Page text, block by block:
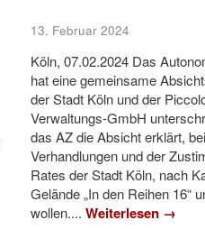
13. Februar 2024
Köln, 07.02.2024 Das
hat eine gemeinsame
der Stadt Köln und der
Verwaltungs-GmbH
das AZ die Absicht erklärt,
Verhandlungen und der
Rates der Stadt Köln, nach
Gelände „In den Reihen 16“
wollen.... Weiterlesen →